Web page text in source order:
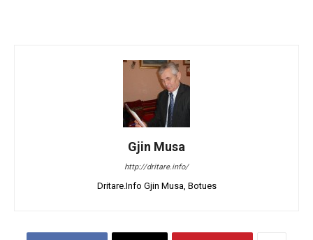
Gjin Musa
http://dritare.info/
Dritare.Info Gjin Musa, Botues